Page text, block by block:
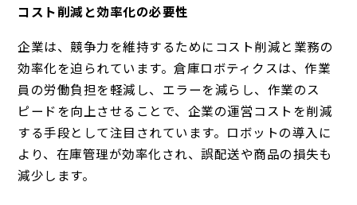
コスト削減と効率化の必要性
企業は、競争力を維持するためにコスト削減と業務の
効率化を迫られています。倉庫ロボティクスは、作業
員の労働負担を軽減し、エラーを減らし、作業のス
ピードを向上させることで、企業の運営コストを削減
する手段として注目されています。ロボットの導入に
より、在庫管理が効率化され、誤配送や商品の損失も
減少します。